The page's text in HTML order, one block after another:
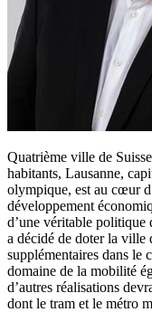
Quatrième ville de
habitants, Lausanne,
olympique, est au cœur
développement
d’une véritable
a décidé de doter la ville
supplémentaires dans le
domaine de la mobilité
d’autres réalisations
dont le tram et le métro